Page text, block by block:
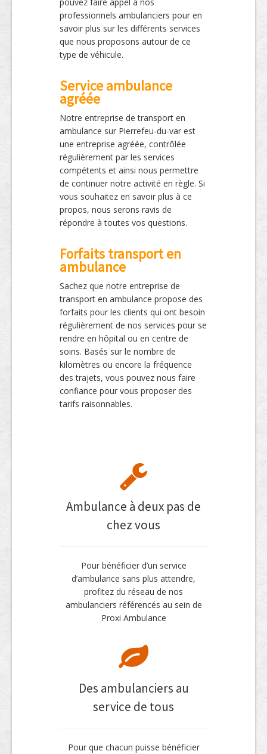
pouvez faire appel à nos
professionnels ambulanciers pour en
savoir plus sur les différents services
que nous proposons autour de ce
type de véhicule.
Service ambulance
agréée
Notre entreprise de transport en
ambulance sur Pierrefeu-du-var est
une entreprise agréée, contrôlée
régulièrement par les services
compétents et ainsi nous permettre
de continuer notre activité en règle. Si
vous souhaitez en savoir plus à ce
propos, nous serons ravis de
répondre à toutes vos questions.
Forfaits transport en
ambulance
Sachez que notre entreprise de
transport en ambulance propose des
forfaits pour les clients qui ont besoin
régulièrement de nos services pour se
rendre en hôpital ou en centre de
soins. Basés sur le nombre de
kilomètres ou encore la fréquence
des trajets, vous pouvez nous faire
confiance pour vous proposer des
tarifs raisonnables.
Ambulance à deux pas de
chez vous
Pour bénéficier d’un service
d’ambulance sans plus attendre,
profitez du réseau de nos
ambulanciers référencés au sein de
Proxi Ambulance
Des ambulanciers au
service de tous
Pour que chacun puisse bénéficier